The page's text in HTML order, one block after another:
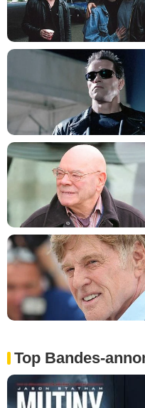
Top Bandes-